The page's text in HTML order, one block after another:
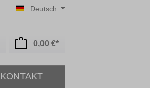
Deutsch
0,00 €*Warenkorb enthält 0
KONTAKT